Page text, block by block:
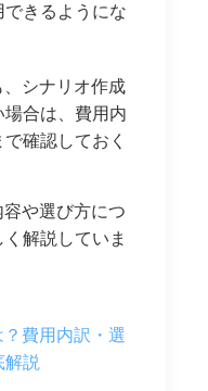
きるようにな
シナリオ作成
合は、費用内
確認しておく
や選び方につ
解説していま
費用内訳・選
解説